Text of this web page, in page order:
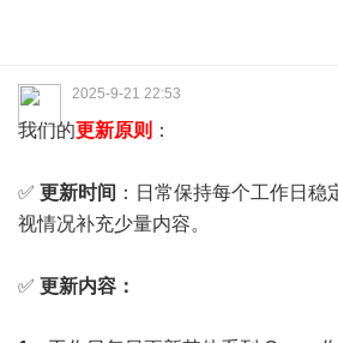
2025-9-21 22:53
我们的更新原则 ：
✅ 更新时间 ：日常保持每个工作日
视情况补充少量内容。
✅ 更新内容：